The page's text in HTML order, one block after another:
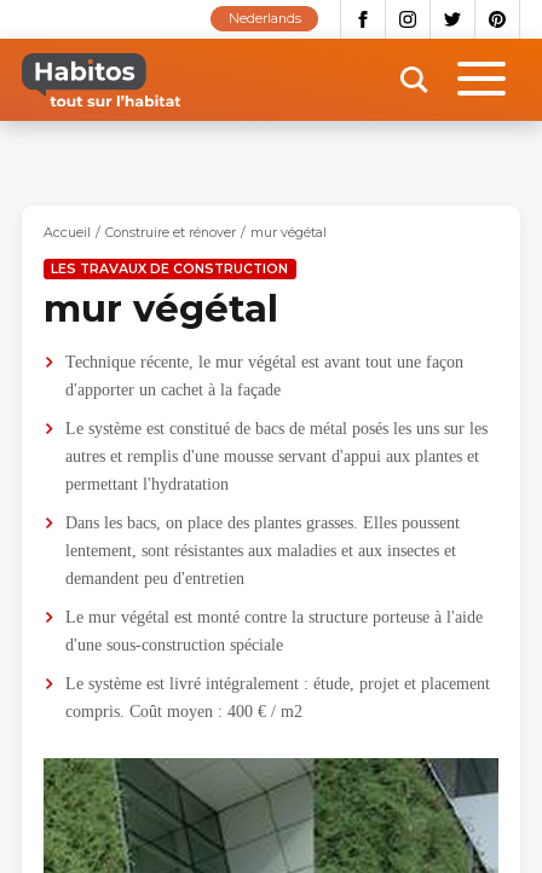
contenu
principal
Nederlands
Accueil Construire et rénover mur végétal
LES TRAVAUX DE CONSTRUCTION
mur végétal
Technique récente, le mur végétal est avant tout une façon
d'apporter un cachet à la façade
Le système est constitué de bacs de métal posés les uns sur les
autres et remplis d'une mousse servant d'appui aux plantes et
permettant l'hydratation
Dans les bacs, on place des plantes grasses. Elles poussent
lentement, sont résistantes aux maladies et aux insectes et
demandent peu d'entretien
Le mur végétal est monté contre la structure porteuse à l'aide
d'une sous-construction spéciale
Le système est livré intégralement : étude, projet et placement
compris. Coût moyen : 400 € / m2